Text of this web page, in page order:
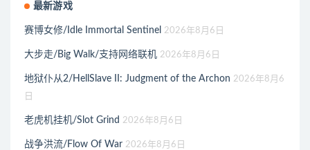
最新游戏
赛博女修/Idle Immortal Sentinel 2026年8月6日
大步走/Big Walk/支持网络联机 2026年8月6日
地狱仆从2/HellSlave II: Judgment of the Archon 2026年8月6
日
老虎机挂机/Slot Grind 2026年8月6日
战争洪流/Flow Of War 2026年8月6日